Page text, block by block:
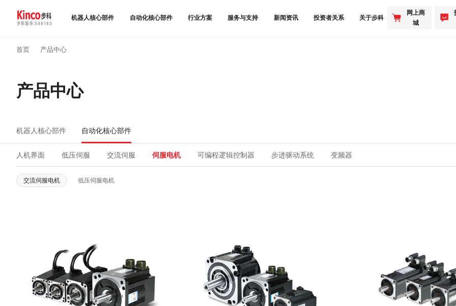
机器人核心部件 自动化核心部件 行业方案 服务与支持 新闻资讯 投资者关系 关于步科
行业方案
关于步科
网上商
城
首页 产品中心
产品中心
机器人核心部件 自动化核心部件
人机界面 低压伺服 交流伺服 伺服电机 可编程逻辑控制器 步进驱动系统 变频器
交流伺服电机 低压伺服电机